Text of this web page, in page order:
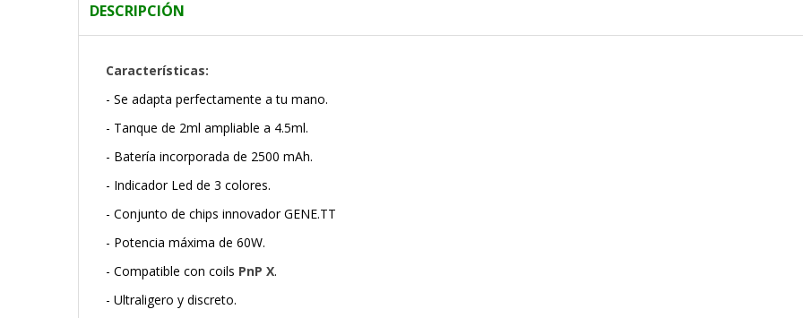
DESCRIPCIÓN
Características:
- Se adapta perfectamente a tu mano.
- Tanque de 2ml ampliable a 4.5ml.
- Batería incorporada de 2500 mAh.
- Indicador Led de 3 colores.
- Conjunto de chips innovador GENE.TT
- Potencia máxima de 60W.
- Compatible con coils PnP X.
- Ultraligero y discreto.